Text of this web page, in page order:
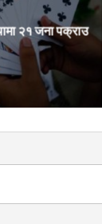
२१ जना पक्राउ